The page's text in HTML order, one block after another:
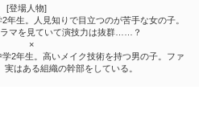
[登場人物]
年生。人見知りで目立つのが苦手な女の子。
マを見ていて演技力は抜群……？
×
2年生。高いメイク技術を持つ男の子。ファ
実はある組織の幹部をしている。